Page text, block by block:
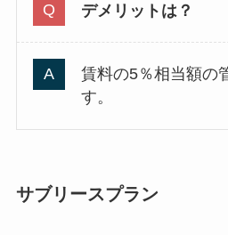
デメリットは？
賃料の5％相当額の
す。
サブリースプラン